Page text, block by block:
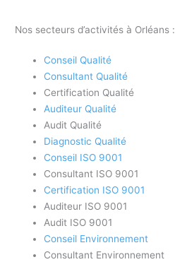
Nos secteurs d’activités à Orléans :
Conseil Qualité
Consultant Qualité
Certification Qualité
Auditeur Qualité
Audit Qualité
Diagnostic Qualité
Conseil ISO 9001
Consultant ISO 9001
Certification ISO 9001
Auditeur ISO 9001
Audit ISO 9001
Conseil Environnement
Consultant Environnement